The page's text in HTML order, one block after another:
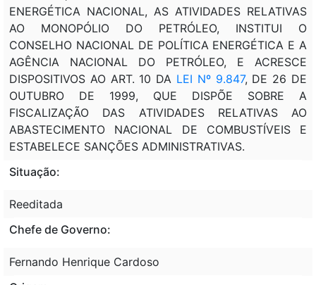
ENERGÉTICA NACIONAL, AS ATIVIDADES RELATIVAS
AO MONOPÓLIO DO PETRÓLEO, INSTITUI O
CONSELHO NACIONAL DE POLÍTICA ENERGÉTICA E A
AGÊNCIA NACIONAL DO PETRÓLEO, E ACRESCE
DISPOSITIVOS AO ART. 10 DA LEI Nº 9.847, DE 26 DE
OUTUBRO DE 1999, QUE DISPÕE SOBRE A
FISCALIZAÇÃO DAS ATIVIDADES RELATIVAS AO
ABASTECIMENTO NACIONAL DE COMBUSTÍVEIS E
ESTABELECE SANÇÕES ADMINISTRATIVAS.
Situação:
Reeditada
Chefe de Governo:
Fernando Henrique Cardoso